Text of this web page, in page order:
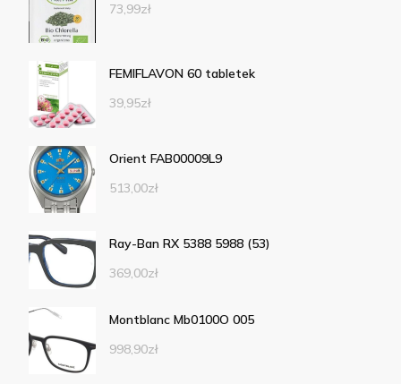
73,99zł
FEMIFLAVON 60 tabletek
39,95zł
Orient FAB00009L9
513,00zł
Ray-Ban RX 5388 5988 (53)
369,00zł
Montblanc Mb0100O 005
998,90zł